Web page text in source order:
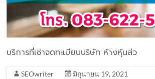
บริการที่เช่าจดทะเบียนบริษัท ห้างหุ้นส่ว
SEOwriter
มิถุนายน 19, 2021